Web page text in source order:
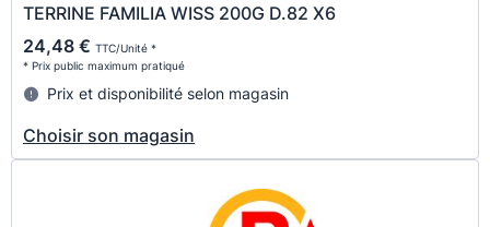
TERRINE FAMILIA WISS 200G D.82 X6
24,48 € TTC/Unité *
* Prix public maximum pratiqué
Prix et disponibilité selon magasin
Choisir son magasin